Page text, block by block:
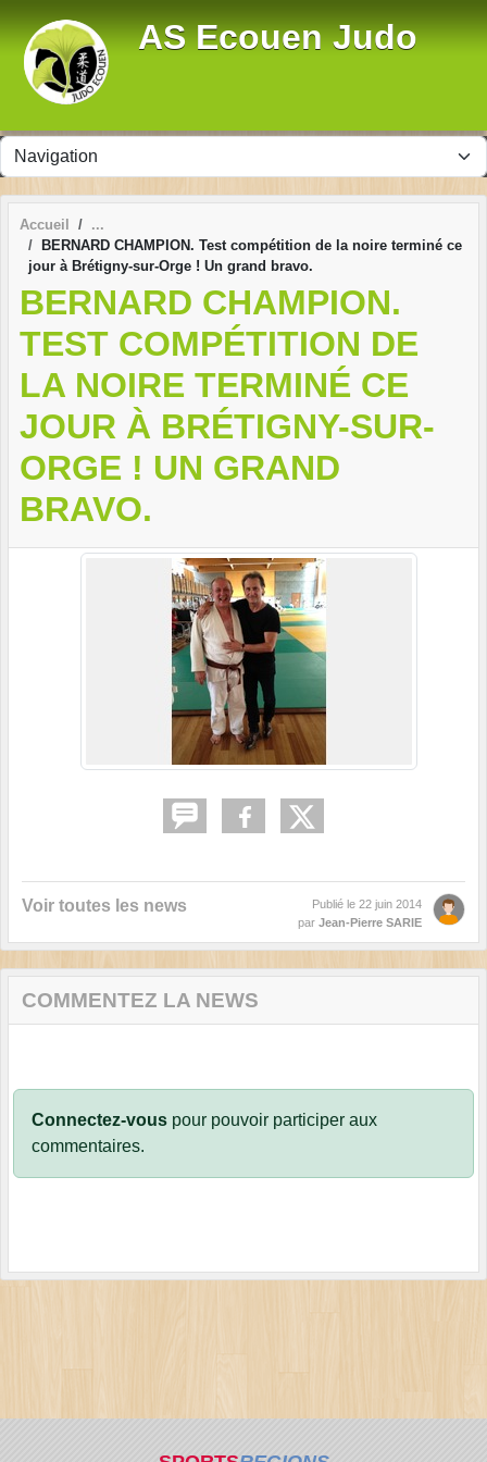
AS Ecouen Judo
Accueil
BERNARD CHAMPION. Test compétition de la noire terminé ce
jour à Brétigny-sur-Orge ! Un grand bravo.
BERNARD CHAMPION.
TEST COMPÉTITION DE
LA NOIRE TERMINÉ CE
JOUR À BRÉTIGNY-SUR-
ORGE ! UN GRAND
BRAVO.
Voir toutes les news Publié le 22 juin 2014
par Jean-Pierre SARIE
COMMENTEZ LA NEWS
Connectez-vous pour pouvoir participer aux
commentaires.